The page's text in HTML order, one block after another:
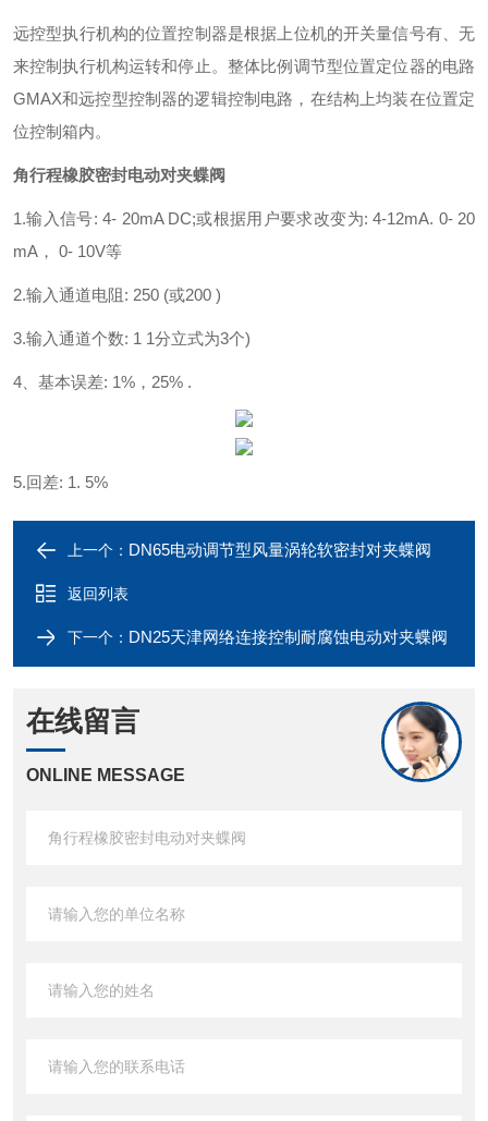
远控型执行机构的位置控制器是根据上位机的开关量信号有、无
来控制执行机构运转和停止。整体比例调节型位置定位器的电路
GMAX和远控型控制器的逻辑控制电路，在结构上均装在位置定
位控制箱内。
角行程橡胶密封电动对夹蝶阀
1.输入信号: 4- 20mA DC;或根据用户要求改变为: 4-12mA. 0- 20
mA， 0- 10V等
2.输入通道电阻: 250 (或200 )
3.输入通道个数: 1 1分立式为3个)
4、基本误差: 1%，25% .
5.回差: 1. 5%
上一个： DN65电动调节型风量涡轮软密封对夹蝶阀
返回列表
下一个： DN25天津网络连接控制耐腐蚀电动对夹蝶阀
在线留言
ONLINE MESSAGE